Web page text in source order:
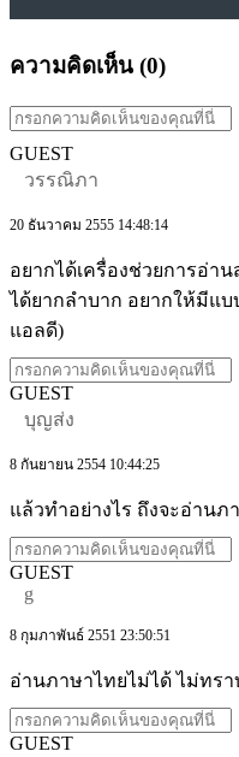
ความคิดเห็น (0)
GUEST
วรรณิภา
20 ธันวาคม 2555 14:48:14
อยากได้เครื่องช่วยการอ่า
ได้ยากลำบาก อยากให้มีแบ
แอลดี)
GUEST
บุญส่ง
8 กันยายน 2554 10:44:25
แล้วทำอย่างไร ถึงจะอ่านภ
GUEST
g
8 กุมภาพันธ์ 2551 23:50:51
อ่านภาษาไทยไม่ได้ ไม่ทรา
GUEST